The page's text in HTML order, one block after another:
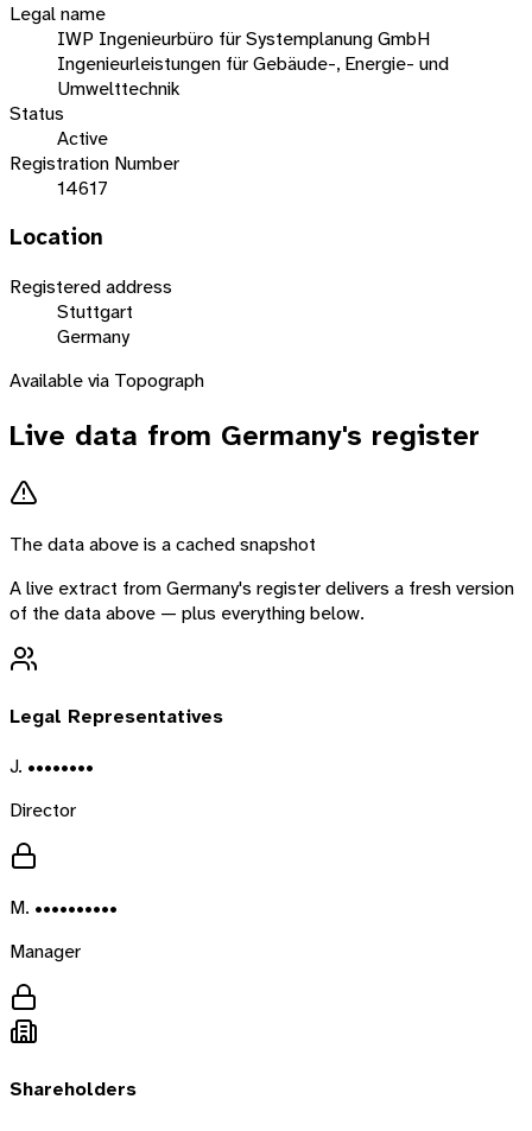
Legal name
IWP Ingenieurbüro für Systemplanung GmbH
Ingenieurleistungen für Gebäude-, Energie- und
Umwelttechnik
Status
Active
Registration Number
14617
Location
Registered address
Stuttgart
Germany
Available via Topograph
Live data from Germany's register
The data above is a cached snapshot
A live extract fromGermany's register delivers a fresh version
of the data above — plus everything below.
Legal Representatives
J. ••••••••
Director
M. ••••••••••
Manager
Shareholders